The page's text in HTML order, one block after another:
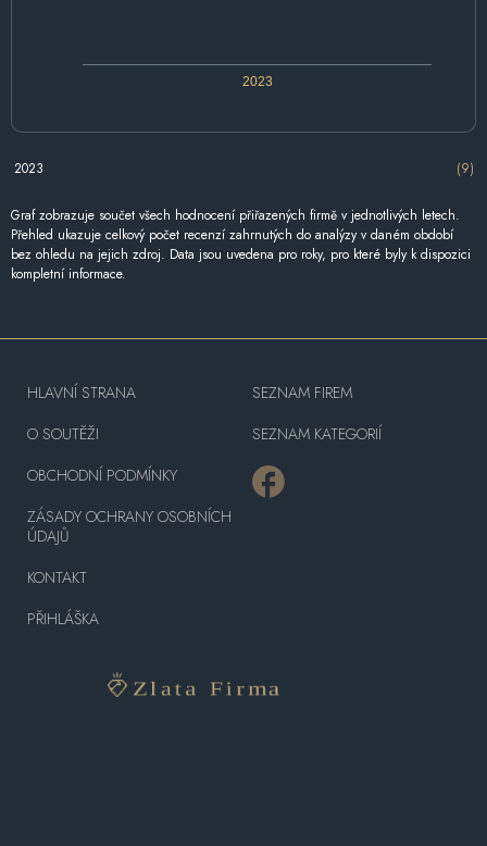
2023
2023 (9)
Graf zobrazuje součet všech hodnocení přiřazených firmě v jednotlivých letech.
Přehled ukazuje celkový počet recenzí zahrnutých do analýzy v daném období
bez ohledu na jejich zdroj. Data jsou uvedena pro roky, pro které byly k dispozici
kompletní informace.
HLAVNÍ STRANA
O SOUTĚŽI
OBCHODNÍ PODMÍNKY
ZÁSADY OCHRANY OSOBNÍCH
ÚDAJŮ
KONTAKT
PŘIHLÁŠKA
SEZNAM FIREM
SEZNAM KATEGORIÍ